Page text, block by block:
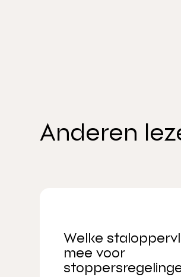
Anderen
Welke
mee voor